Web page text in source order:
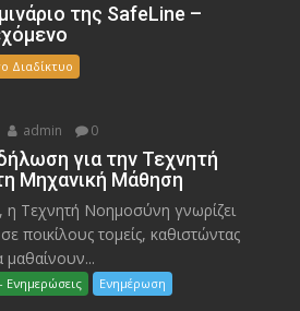
της SafeLine –
Διαδίκτυο
admin 0
για την Τεχνητή
Μηχανική Μάθηση
η Τεχνητή Νοημοσύνη γνωρίζει
ποικίλους τομείς, καθιστώντας
μαθαίνουν...
Ενημερώσεις Ενημέρωση